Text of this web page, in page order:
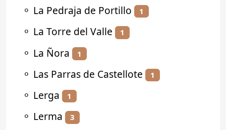
⚬ La Pedraja de Portillo 1
⚬ La Torre del Valle 1
⚬ La Ñora 1
⚬ Las Parras de Castellote 1
⚬ Lerga 1
⚬ Lerma 3